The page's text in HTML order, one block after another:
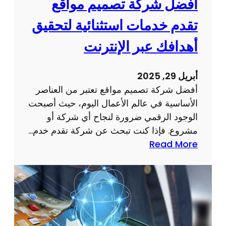
م
ق
ع
ل
ك
ر
و
ا
خ
ص
ر
ن
ت
:
س
ر
ر
و
ن
ص
ا
ئ
أفضل شركة تصميم مواقع
تقدم خدمات استثنائية لتحقيق
أهدافك عبر الإنترنت
أبريل 29, 2025
أفضل شركة تصميم مواقع تعتبر من العناصر
الأساسية في عالم الأعمال اليوم، حيث أصبحت
الوجود الرقمي ضرورة لنجاح أي شركة أو
مشروع. فإذا كنت تبحث عن شركة تقدم خدم…
Read More
ف
ض